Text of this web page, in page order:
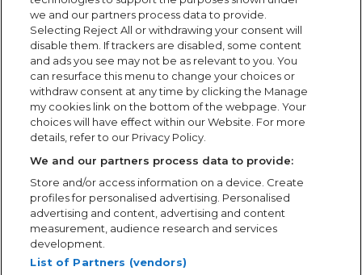
SUBSCREVER
Siga-nos
Arena Atlântico
Contactos
Mapa do Site
we and our partners process data to provide.
Selecting Reject All or withdrawing your consent will
disable them. If trackers are disabled, some content
and ads you see may not be as relevant to you. You
can resurface this menu to change your choices or
withdraw consent at any time by clicking the Manage
my cookies link on the bottom of the webpage. Your
choices will have effect within our Website. For more
details, refer to our Privacy Policy.
We and our partners process data to provide:
Store and/or access information on a device. Create
profiles for personalised advertising. Personalised
advertising and content, advertising and content
measurement, audience research and services
development.
List of Partners (vendors)